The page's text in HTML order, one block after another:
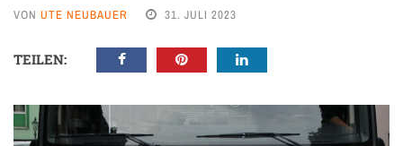
VON UTE NEUBAUER 31. JULI 2023
TEILEN: